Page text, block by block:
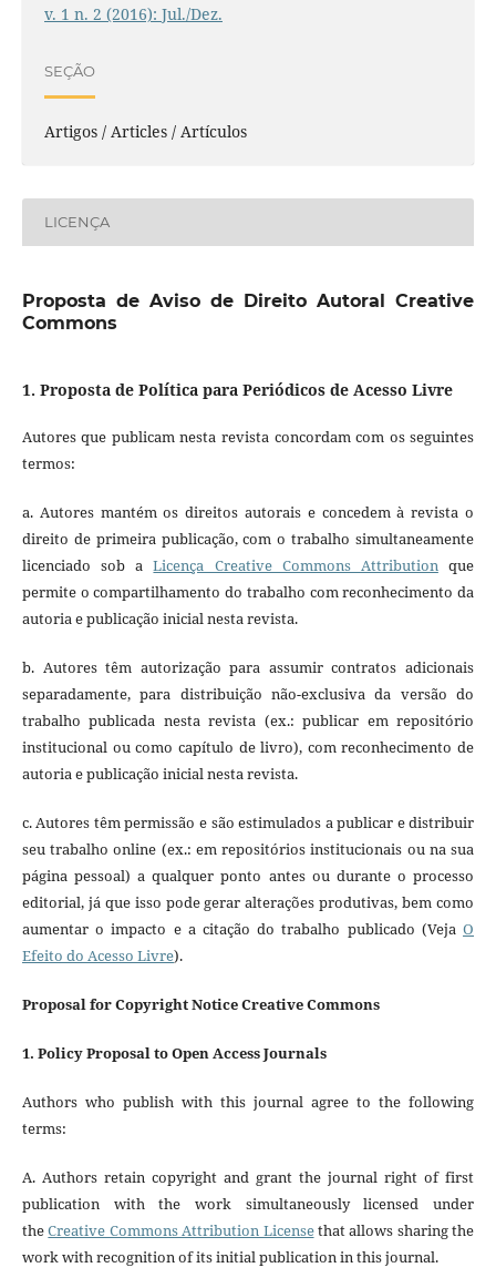
v. 1 n. 2 (2016): Jul./Dez.
SEÇÃO
Artigos / Articles / Artículos
LICENÇA
Proposta de Aviso de Direito Autoral Creative
Commons
1. Proposta de Política para Periódicos de Acesso Livre
Autores que publicam nesta revista concordam com os seguintes
termos:
a. Autores mantém os direitos autorais e concedem à revista o
direito de primeira publicação, com o trabalho simultaneamente
licenciado sob aLicença Creative Commons Attributionque
permite o compartilhamento do trabalho com reconhecimento da
autoria e publicação inicial nesta revista.
b. Autores têm autorização para assumir contratos adicionais
separadamente, para distribuição não-exclusiva da versão do
trabalho publicada nesta revista (ex.: publicar em repositório
institucional ou como capítulo de livro), com reconhecimento de
autoria e publicação inicial nesta revista.
c. Autores têm permissão e são estimulados a publicar e distribuir
seu trabalho online (ex.: em repositórios institucionais ou na sua
página pessoal) a qualquer ponto antes ou durante o processo
editorial, já que isso pode gerar alterações produtivas, bem como
aumentar o impacto e a citação do trabalho publicado (VejaO
Efeito do Acesso Livre).
Proposal for Copyright Notice Creative Commons
1. Policy Proposal to Open Access Journals
Authors who publish with this journal agree to the following
terms:
A. Authors retain copyright and grant the journal right of first
publication with the work simultaneously licensed under
theCreative Commons Attribution Licensethat allows sharing the
work with recognition of its initial publication in this journal.